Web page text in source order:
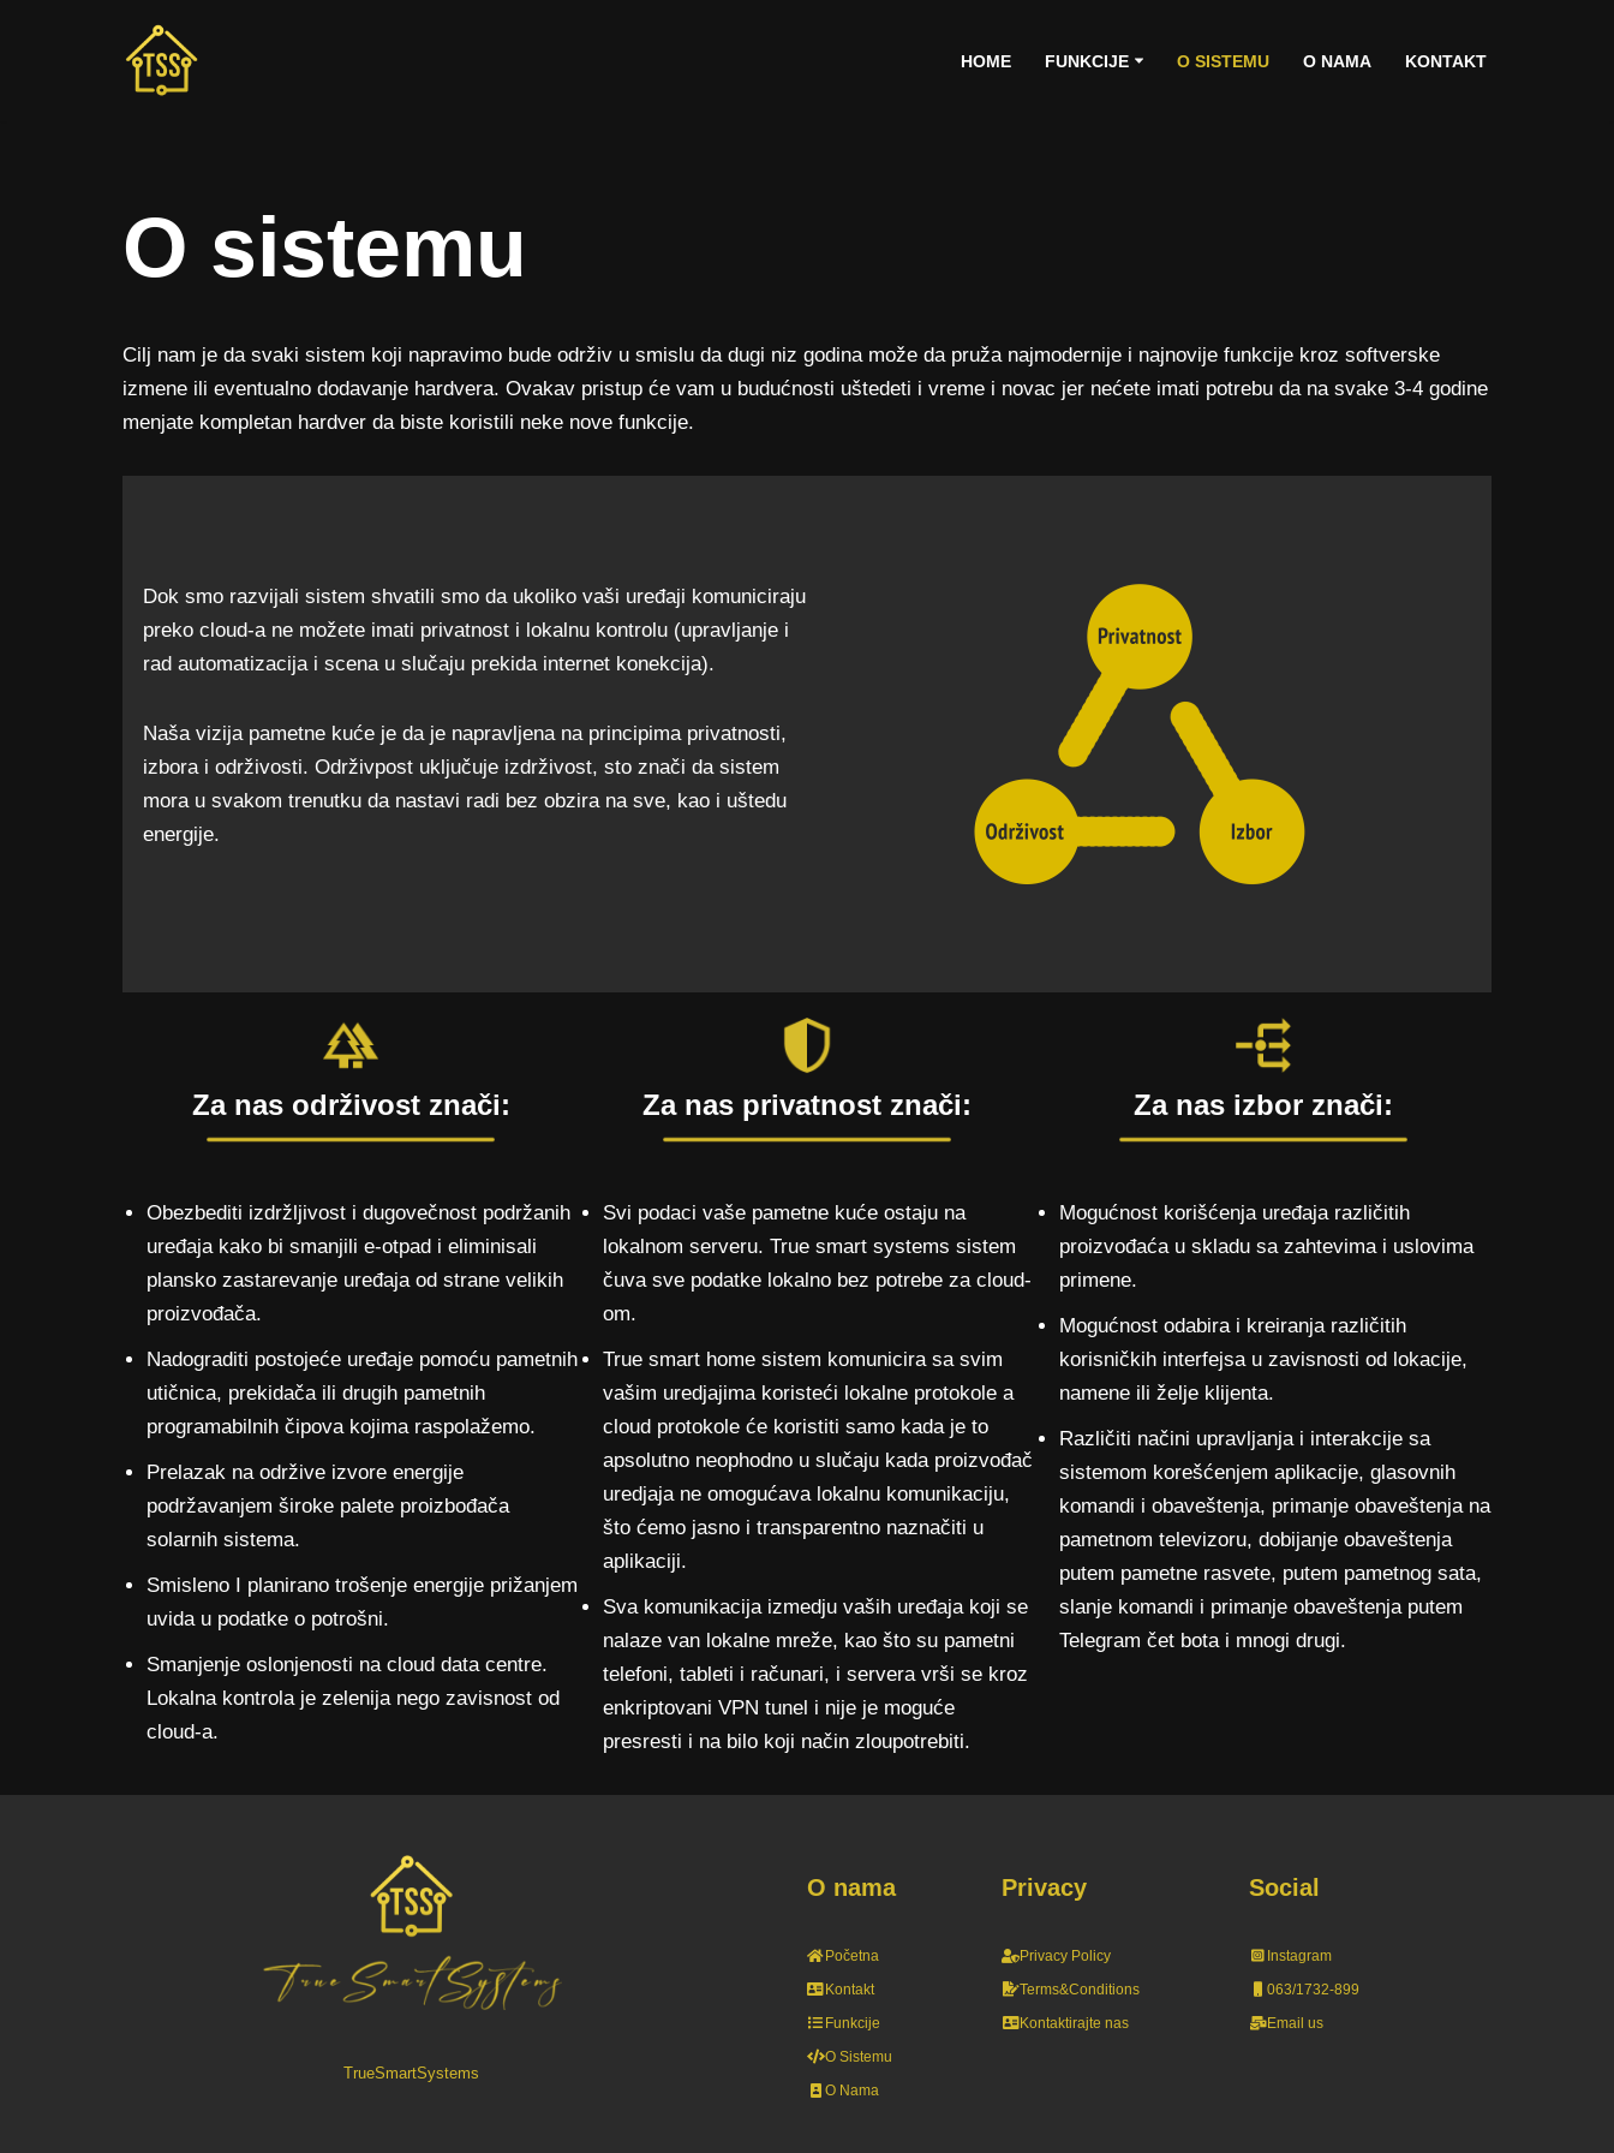
HOME FUNKCIJE O SISTEMU O NAMA KONTAKT
O sistemu
Cilj nam je da svaki sistem koji napravimo bude održiv u smislu da dugi niz godina može da pruža najmodernije i najnovije funkcije kroz softverske
izmene ili eventualno dodavanje hardvera. Ovakav pristup će vam u budućnosti uštedeti i vreme i novac jer nećete imati potrebu da na svake 3-4 godine
menjate kompletan hardver da biste koristili neke nove funkcije.
Dok smo razvijali sistem shvatili smo da ukoliko vaši uređaji komuniciraju
preko cloud-a ne možete imati privatnost i lokalnu kontrolu (upravljanje i
rad automatizacija i scena u slučaju prekida internet konekcija).
Naša vizija pametne kuće je da je napravljena na principima privatnosti,
izbora i održivosti. Održivpost uključuje izdrživost, sto znači da sistem
mora u svakom trenutku da nastavi radi bez obzira na sve, kao i uštedu
energije.
Za nas održivost znači:
Obezbediti izdržljivost i dugovečnost podržanih
uređaja kako bi smanjili e-otpad i eliminisali
plansko zastarevanje uređaja od strane velikih
proizvođača.
Nadograditi postojeće uređaje pomoću pametnih
utičnica, prekidača ili drugih pametnih
programabilnih čipova kojima raspolažemo.
Prelazak na održive izvore energije
podržavanjem široke palete proizbođača
solarnih sistema.
Smisleno I planirano trošenje energije prižanjem
uvida u podatke o potrošni.
Smanjenje oslonjenosti na cloud data centre.
Lokalna kontrola je zelenija nego zavisnost od
cloud-a.
Za nas privatnost znači:
Svi podaci vaše pametne kuće ostaju na
lokalnom serveru. True smart systems sistem
čuva sve podatke lokalno bez potrebe za cloud-
om.
True smart home sistem komunicira sa svim
vašim uredjajima koristeći lokalne protokole a
cloud protokole će koristiti samo kada je to
apsolutno neophodno u slučaju kada proizvođač
uredjaja ne omogućava lokalnu komunikaciju,
što ćemo jasno i transparentno naznačiti u
aplikaciji.
Sva komunikacija izmedju vaših uređaja koji se
nalaze van lokalne mreže, kao što su pametni
telefoni, tableti i računari, i servera vrši se kroz
enkriptovani VPN tunel i nije je moguće
presresti i na bilo koji način zloupotrebiti.
Za nas izbor znači:
Mogućnost korišćenja uređaja različitih
proizvođaća u skladu sa zahtevima i uslovima
primene.
Mogućnost odabira i kreiranja različitih
korisničkih interfejsa u zavisnosti od lokacije,
namene ili želje klijenta.
Različiti načini upravljanja i interakcije sa
sistemom korešćenjem aplikacije, glasovnih
komandi i obaveštenja, primanje obaveštenja na
pametnom televizoru, dobijanje obaveštenja
putem pametne rasvete, putem pametnog sata,
slanje komandi i primanje obaveštenja putem
Telegram čet bota i mnogi drugi.
TrueSmartSystems
O nama
Početna
Kontakt
Funkcije
O Sistemu
O Nama
Privacy
Privacy Policy
Terms&Conditions
Kontaktirajte nas
Social
Instagram
063/1732-899
Email us